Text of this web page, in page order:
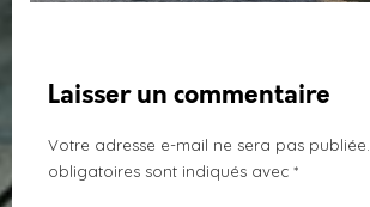
Laisser un commentaire
Votre adresse e-mail ne sera pas publiée.
obligatoires sont indiqués avec *